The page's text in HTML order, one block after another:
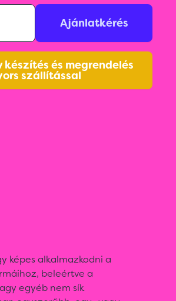
Ajánlatkérés
és megrendelés
szállítással
képes alkalmazkodni a
beleértve a
egyéb nem sík